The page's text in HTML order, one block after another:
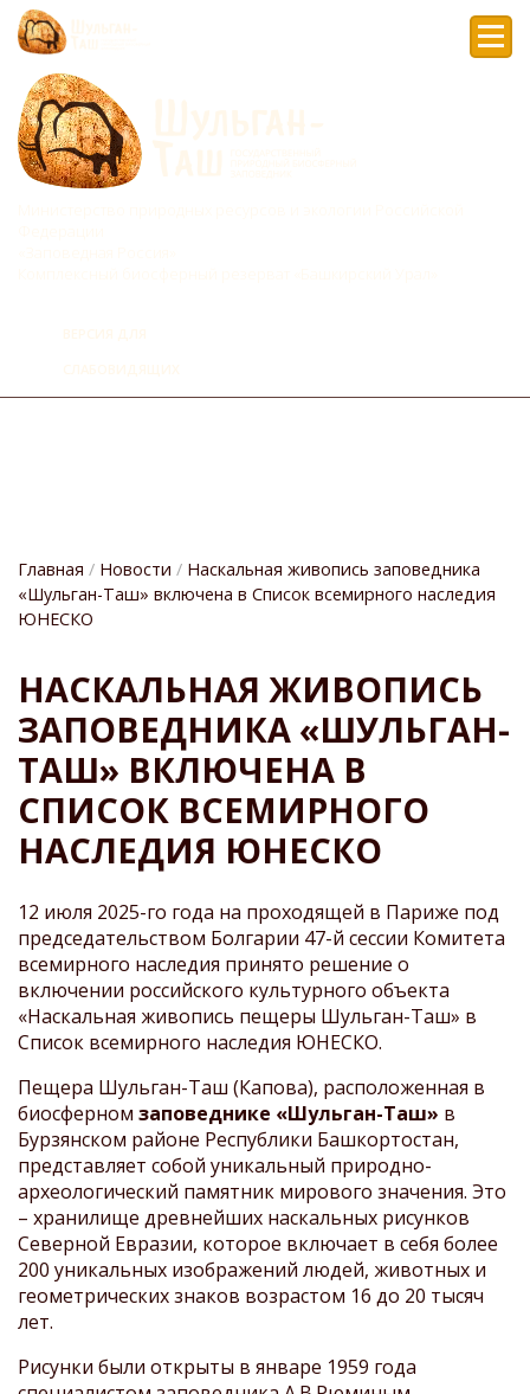
СТРОКА
Главная Новости
Наскальная живопись заповедника
«Шульган-Таш» включена в Список всемирного наследия
ЮНЕСКО
НАСКАЛЬНАЯ ЖИВОПИСЬ
ЗАПОВЕДНИКА «ШУЛЬГАН-
ТАШ» ВКЛЮЧЕНА В
СПИСОК ВСЕМИРНОГО
НАСЛЕДИЯ ЮНЕСКО
12 июля 2025-го года на проходящей в Париже под
председательством Болгарии 47-й сессии Комитета
всемирного наследия принято решение о
включении российского культурного объекта
«Наскальная живопись пещеры Шульган-Таш» в
Список всемирного наследия ЮНЕСКО.
Пещера Шульган-Таш (Капова), расположенная в
биосферном заповеднике «Шульган-Таш» в
Бурзянском районе Республики Башкортостан,
представляет собой уникальный природно-
археологический памятник мирового значения. Это
– хранилище древнейших наскальных рисунков
Северной Евразии, которое включает в себя более
200 уникальных изображений людей, животных и
геометрических знаков возрастом 16 до 20 тысяч
лет.
Рисунки были открыты в январе 1959 года